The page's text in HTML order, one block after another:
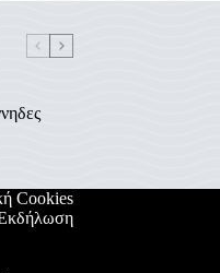
Cookies